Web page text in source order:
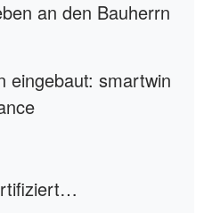
an den Bauherrn
eingebaut: smartwin